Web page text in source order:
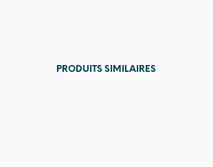
PRODUITS SIMILAIRES